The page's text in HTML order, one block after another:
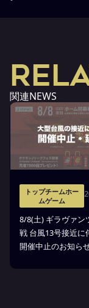
関連NEWS
トップチームホー
ムゲーム
8/8(土) ギラヴァン
戦 台風13号接近に
開催中止のお知ら